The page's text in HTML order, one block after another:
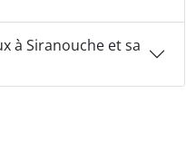
à Siranouche et sa